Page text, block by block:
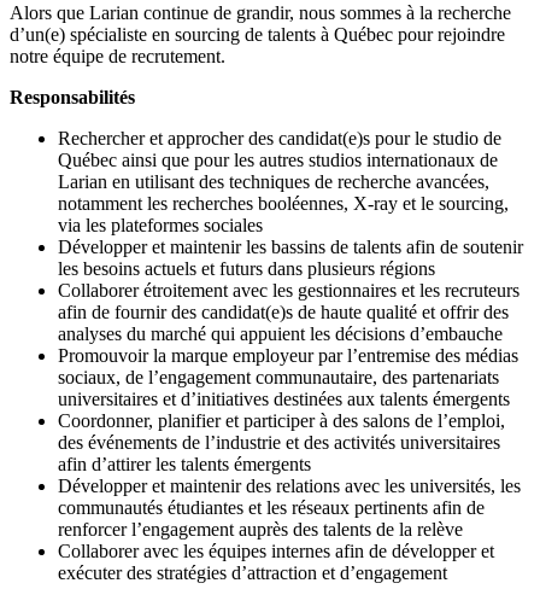
Alors que Larian continue de grandir, nous sommes à la recherche
d’un(e) spécialiste en sourcing de talents à Québec pour rejoindre
notre équipe de recrutement.
Responsabilités
Rechercher et approcher des candidat(e)s pour le studio de
Québec ainsi que pour les autres studios internationaux de
Larian en utilisant des techniques de recherche avancées,
notamment les recherches booléennes, X-ray et le sourcing,
via les plateformes sociales
Développer et maintenir les bassins de talents afin de soutenir
les besoins actuels et futurs dans plusieurs régions
Collaborer étroitement avec les gestionnaires et les recruteurs
afin de fournir des candidat(e)s de haute qualité et offrir des
analyses du marché qui appuient les décisions d’embauche
Promouvoir la marque employeur par l’entremise des médias
sociaux, de l’engagement communautaire, des partenariats
universitaires et d’initiatives destinées aux talents émergents
Coordonner, planifier et participer à des salons de l’emploi,
des événements de l’industrie et des activités universitaires
afin d’attirer les talents émergents
Développer et maintenir des relations avec les universités, les
communautés étudiantes et les réseaux pertinents afin de
renforcer l’engagement auprès des talents de la relève
Collaborer avec les équipes internes afin de développer et
exécuter des stratégies d’attraction et d’engagement